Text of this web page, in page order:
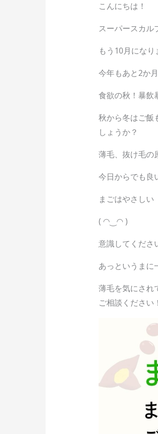
e
b
o
o
k
e
こんにちは！
スーパースカル
もう10月になり
今年もあと2か月
食欲の秋！暴飲
秋から冬はご飯
しょうか？
薄毛、抜け毛の
今日からでも良
まごはやさしい
( ◠‿◠ )
意識してくださ
あっというまに
薄毛を気にされ
ご相談ください！